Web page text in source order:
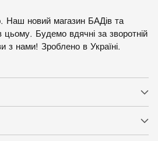
Наш новий магазин БАДів та
цьому. Будемо вдячні за зворотній
з нами! Зроблено в Україні.